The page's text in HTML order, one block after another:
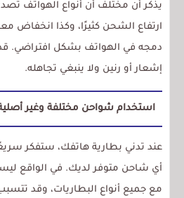
يذكر أن مختلف أن أنواع الهواتف
ارتفاع الشحن كثيرًا، وكذا انخفاض
دمجه في الهواتف بشكل افتراضي.
إشعار أو رنين ولا ينبغي تجاهله.
استخدام شواحن مختلفة وغير
عند تدني بطارية هاتفك، ستفكر
أي شاحن متوفر لديك. في الواقع
مع جميع أنواع البطاريات، وقد